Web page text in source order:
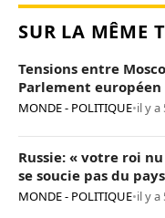
SUR LA MÊME
Tensions entre
Parlement
MONDE - POLITIQUE•il y a
Russie: « votre roi
se soucie pas du
Poutine
MONDE - POLITIQUE•il y a